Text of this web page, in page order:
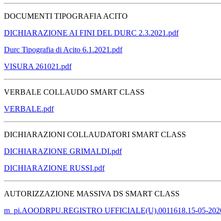
DOCUMENTI TIPOGRAFIA ACITO
DICHIARAZIONE AI FINI DEL DURC 2.3.2021.pdf
Durc Tipografia di Acito 6.1.2021.pdf
VISURA 261021.pdf
VERBALE COLLAUDO SMART CLASS
VERBALE.pdf
DICHIARAZIONI COLLAUDATORI SMART CLASS
DICHIARAZIONE GRIMALDI.pdf
DICHIARAZIONE RUSSI.pdf
AUTORIZZAZIONE MASSIVA DS SMART CLASS
m_pi.AOODRPU.REGISTRO UFFICIALE(U).0011618.15-05-